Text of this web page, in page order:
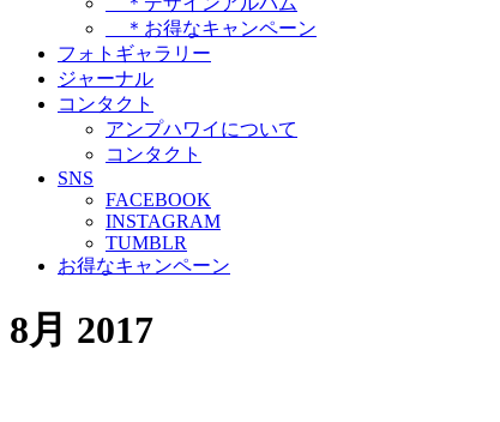
＊お得なキャンペーン
フォトギャラリー
ジャーナル
コンタクト
アンプハワイについて
コンタクト
SNS
FACEBOOK
INSTAGRAM
TUMBLR
お得なキャンペーン
8月 2017